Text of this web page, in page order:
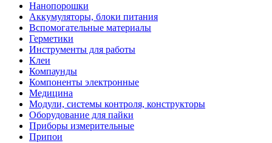
Нанопорошки
Аккумуляторы, блоки питания
Вспомогательные материалы
Герметики
Инструменты для работы
Клеи
Компаунды
Компоненты электронные
Медицина
Модули, системы контроля, конструкторы
Оборудование для пайки
Приборы измерительные
Припои